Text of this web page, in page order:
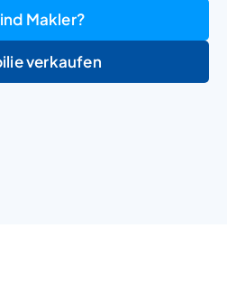
Makler?
verkaufen